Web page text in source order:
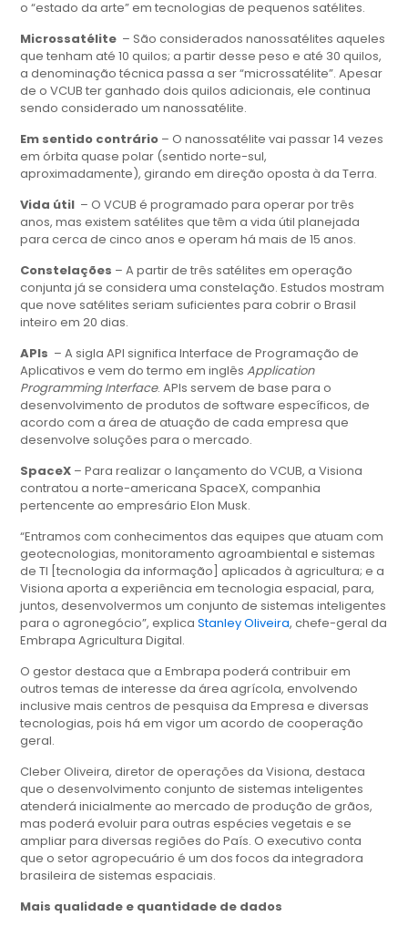
o “estado da arte” em tecnologias de pequenos satélites.
Microssatélite – São considerados nanossatélites aqueles
que tenham até 10 quilos; a partir desse peso e até 30 quilos,
a denominação técnica passa a ser “microssatélite”. Apesar
de o VCUB ter ganhado dois quilos adicionais, ele continua
sendo considerado um nanossatélite.
Em sentido contrário – O nanossatélite vai passar 14 vezes
em órbita quase polar (sentido norte-sul,
aproximadamente), girando em direção oposta à da Terra.
Vida útil – O VCUB é programado para operar por três
anos, mas existem satélites que têm a vida útil planejada
para cerca de cinco anos e operam há mais de 15 anos.
Constelações – A partir de três satélites em operação
conjunta já se considera uma constelação. Estudos mostram
que nove satélites seriam suficientes para cobrir o Brasil
inteiro em 20 dias.
APIs – A sigla API significa Interface de Programação de
Aplicativos e vem do termo em inglêsApplication
Programming Interface. APIs servem de base para o
desenvolvimento de produtos de software específicos, de
acordo com a área de atuação de cada empresa que
desenvolve soluções para o mercado.
SpaceX – Para realizar o lançamento do VCUB, a Visiona
contratou a norte-americana SpaceX, companhia
pertencente ao empresário Elon Musk.
“Entramos com conhecimentos das equipes que atuam com
geotecnologias, monitoramento agroambiental e sistemas
de TI [tecnologia da informação] aplicados à agricultura; e a
Visiona aporta a experiência em tecnologia espacial, para,
juntos, desenvolvermos um conjunto de sistemas inteligentes
para o agronegócio”, explicaStanley Oliveira, chefe-geral da
Embrapa Agricultura Digital.
O gestor destaca que a Embrapa poderá contribuir em
outros temas de interesse da área agrícola, envolvendo
inclusive mais centros de pesquisa da Empresa e diversas
tecnologias, pois há em vigor um acordo de cooperação
geral.
Cleber Oliveira, diretor de operações da Visiona, destaca
que o desenvolvimento conjunto de sistemas inteligentes
atenderá inicialmente ao mercado de produção de grãos,
mas poderá evoluir para outras espécies vegetais e se
ampliar para diversas regiões do País. O executivo conta
que o setor agropecuário é um dos focos da integradora
brasileira de sistemas espaciais.
Mais qualidade e quantidade de dados